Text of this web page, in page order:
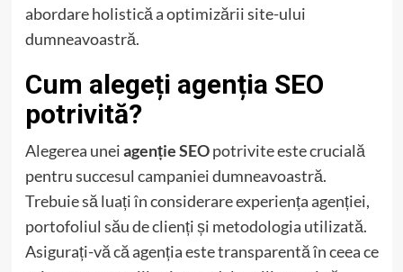
abordare holistică a optimizării site-ului
dumneavoastră.
Cum alegeți agenția SEO
potrivită?
Alegerea uneiagenție SEOpotrivite este crucială
pentru succesul campaniei dumneavoastră.
Trebuie să luați în considerare experiența agenției,
portofoliul său de clienți și metodologia utilizată.
Asigurați-vă că agenția este transparentă în ceea ce